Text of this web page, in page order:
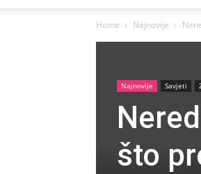
Home Najnovije
Najnovije Savjeti
što